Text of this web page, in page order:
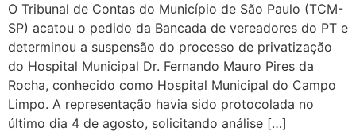
O Tribunal de Contas do Município de São Paulo (TCM-
SP) acatou o pedido da Bancada de vereadores do PT e
determinou a suspensão do processo de privatização
do Hospital Municipal Dr. Fernando Mauro Pires da
Rocha, conhecido como Hospital Municipal do Campo
Limpo. A representação havia sido protocolada no
último dia 4 de agosto, solicitando análise […]